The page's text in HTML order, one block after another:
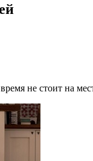
не стоит на